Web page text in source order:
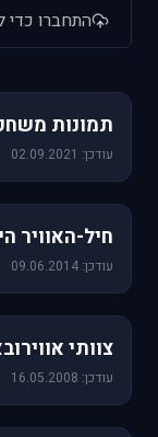
התחברו כדי
תמונות
עודכן: 02.09.2021
חיל-האוויר
עודכן: 09.06.2014
צוותי
עודכן: 16.05.2008